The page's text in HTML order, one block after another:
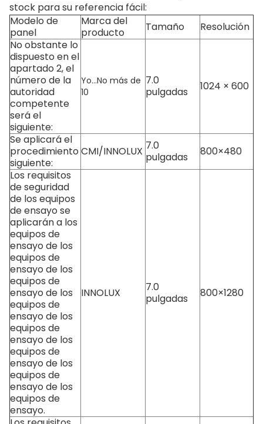
stock para su referencia fácil:
Modelo de
panel
Marca del
producto
Tamaño
Resolución
No obstante lo
dispuesto en el
apartado 2, el
número de la
autoridad
competente
será el
siguiente:
Yo...No más de
10
7.0
pulgadas
1024 × 600
Se aplicará el
procedimiento
siguiente:
CMI/INNOLUX 7.0
pulgadas
800×480
Los requisitos
de seguridad
de los equipos
de ensayo se
aplicarán a los
equipos de
ensayo de los
equipos de
ensayo de los
equipos de
ensayo de los
equipos de
ensayo de los
equipos de
ensayo de los
equipos de
ensayo de los
equipos de
ensayo de los
equipos de
ensayo.
INNOLUX
7.0
pulgadas
800×1280